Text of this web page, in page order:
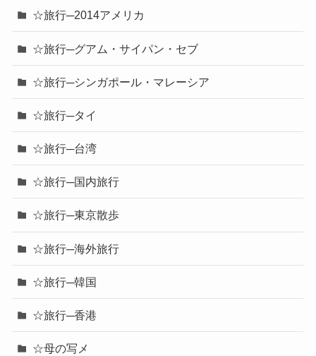
☆旅行─2014アメリカ
☆旅行─グアム・サイパン・セブ
☆旅行─シンガポール・マレーシア
☆旅行─タイ
☆旅行─台湾
☆旅行─国内旅行
☆旅行─東京散歩
☆旅行─海外旅行
☆旅行─韓国
☆旅行─香港
☆母の写メ